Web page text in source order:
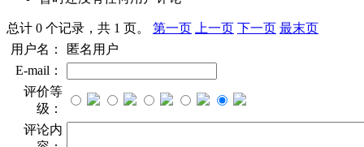
总计 0 个记录，共 1 页。 第一页 上一页 下一页 最末页
用户名：
匿名用户
E-mail：
评价等
级：
评论内